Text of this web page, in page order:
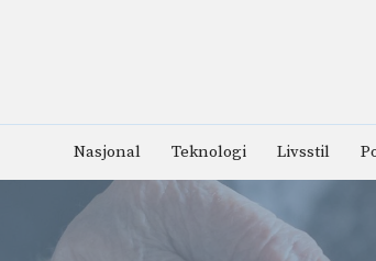
Nasjonal Teknologi Livsstil